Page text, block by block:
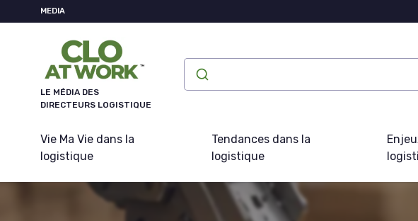
MEDIA
LE MÉDIA DES
DIRECTEURS LOGISTIQUE
Vie Ma Vie dans la
logistique
Tendances dans la
logistique
Panneau de gestion des cookies